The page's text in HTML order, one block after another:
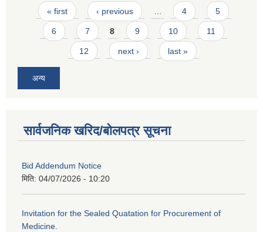
Pages
« first ‹ previous 4 5
6 7 8 9 10 11
12 next › last »
अन्य
सार्वजनिक खरिद/बोलपत्र सूचना
Bid Addendum Notice
मिति: 04/07/2026 - 10:20
Invitation for the Sealed Quatation for Procurement of
Medicine.